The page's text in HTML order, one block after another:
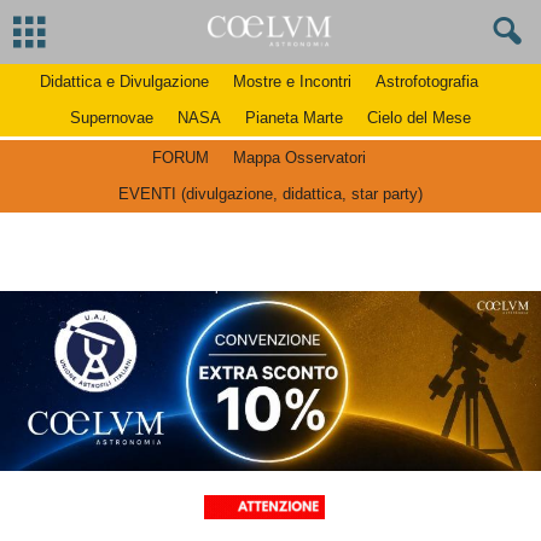
Didattica e Divulgazione Mostre e Incontri
Astrofotografia
Supernovae
NASA Pianeta Marte Cielo del Mese
FORUM
Mappa Osservatori
EVENTI (divulgazione, didattica, star party)